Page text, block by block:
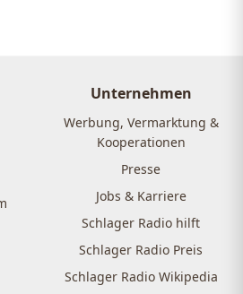
Unternehmen
Werbung, Vermarktung &
Kooperationen
Presse
Jobs & Karriere
Schlager Radio hilft
Schlager Radio Preis
Schlager Radio Wikipedia